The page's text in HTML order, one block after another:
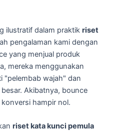
ilustratif dalam praktik riset
pengalaman kami dengan
yang menjual produk
mereka menggunakan
"pelembab wajah" dan
Akibatnya, bounce
hampir nol.
riset kata kunci pemula